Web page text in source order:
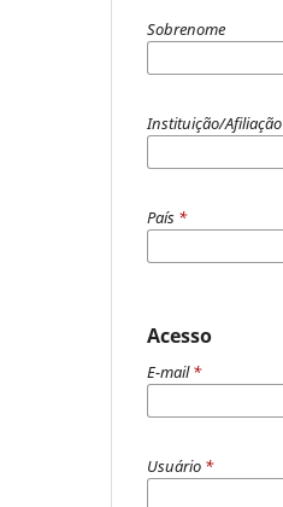
Sobrenome
Instituição/Afiliação
País *
Acesso
E-mail*
Usuário *